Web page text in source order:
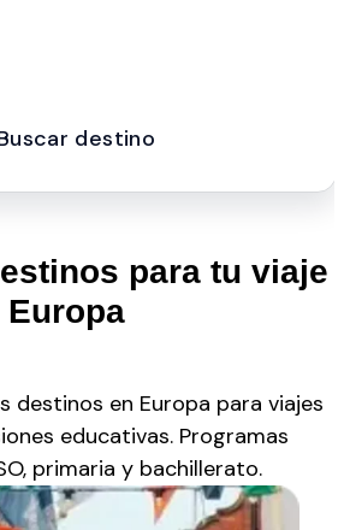
para tu viaje
destinos en Europa para viajes
educativas. Programas
primaria y bachillerato.